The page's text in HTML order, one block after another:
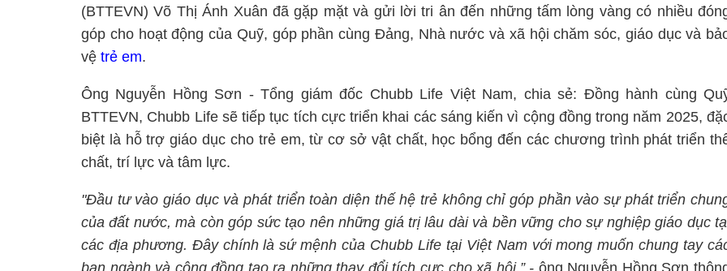
(BTTEVN) Võ Thị Ánh Xuân đã gặp mặt và gửi lời tri ân đến những tấm lòng vàng có nhiều
góp cho hoạt động của Quỹ, góp phần cùng Đảng, Nhà nước và xã hội chăm sóc, giáo dục và
vệ trẻ em.
Ông Nguyễn Hồng Sơn - Tổng giám đốc Chubb Life Việt Nam, chia sẻ: Đồng hành cùng
BTTEVN, Chubb Life sẽ tiếp tục tích cực triển khai các sáng kiến vì cộng đồng trong năm 2025,
biệt là hỗ trợ giáo dục cho trẻ em, từ cơ sở vật chất, học bổng đến các chương trình phát triển
chất, trí lực và tâm lực.
"Đầu tư vào giáo dục và phát triển toàn diện thế hệ trẻ không chỉ góp phần vào sự phát triển
của đất nước, mà còn góp sức tạo nên những giá trị lâu dài và bền vững cho sự nghiệp giáo dục
các địa phương. Đây chính là sứ mệnh của Chubb Life tại Việt Nam với mong muốn chung tay
ban ngành và cộng đồng tạo ra những thay đổi tích cực cho xã hội.” - ông Nguyễn Hồng Sơn